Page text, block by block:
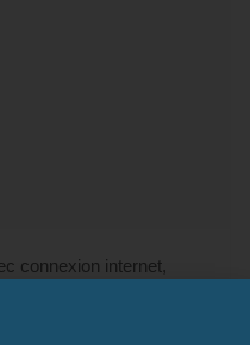
connexion internet,